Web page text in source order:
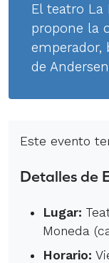
El teatro La
propone la
emperador,
de
Este evento
Detalles de
Lugar:
Moneda
Horario: